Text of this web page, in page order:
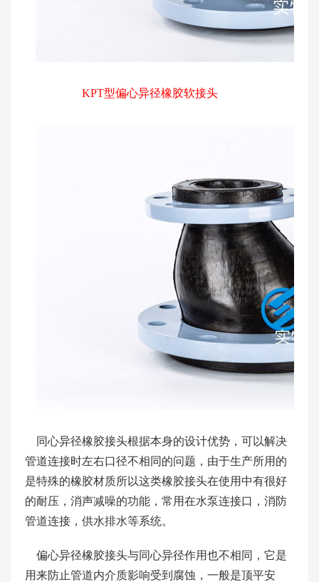
KPT型偏心异径橡胶软接头
同心异径橡胶接头根据本身的设计优势，可以解决
管道连接时左右口径不相同的问题，由于生产所用的
是特殊的橡胶材质所以这类橡胶接头在使用中有很好
的耐压，消声减噪的功能，常用在水泵连接口，消防
管道连接，供水排水等系统。
偏心异径橡胶接头与同心异径作用也不相同，它是
用来防止管道内介质影响受到腐蚀，一般是顶平安